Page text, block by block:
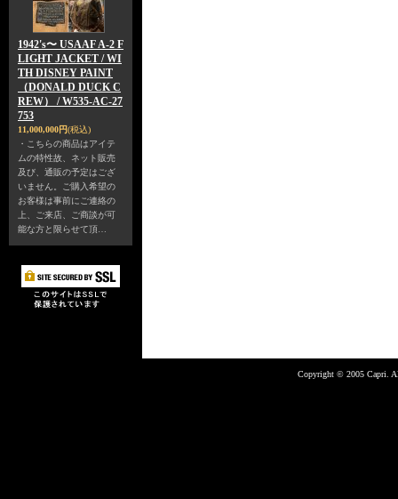
1942's〜 USAAF A-2 F
LIGHT JACKET / WI
TH DISNEY PAINT
（DONALD DUCK C
REW） / W535-AC-27
753
11,000,000円(税込)
・こちらの商品はアイテ
ムの特性故、ネット販売
及び、通販の予定はござ
いません。ご購入希望の
お客様は事前にご連絡の
上、ご来店、ご商談が可
能な方と限らせて頂…
Copyright © 2005 Capri.